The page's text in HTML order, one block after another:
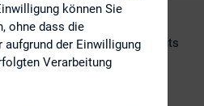
des Deutschen Aktieninstituts
Börse stärken: Kapital
betont die
als Motor für Wachstum
können Sie
ohne dass die
aufgrund der Einwilligung
Verarbeitung